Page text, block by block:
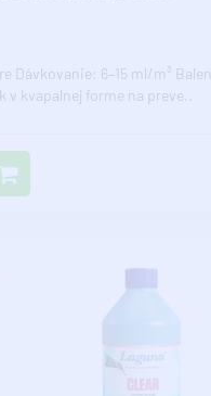
Dávkovanie: 6–15 ml/m³
v kvapalnej forme na preve..